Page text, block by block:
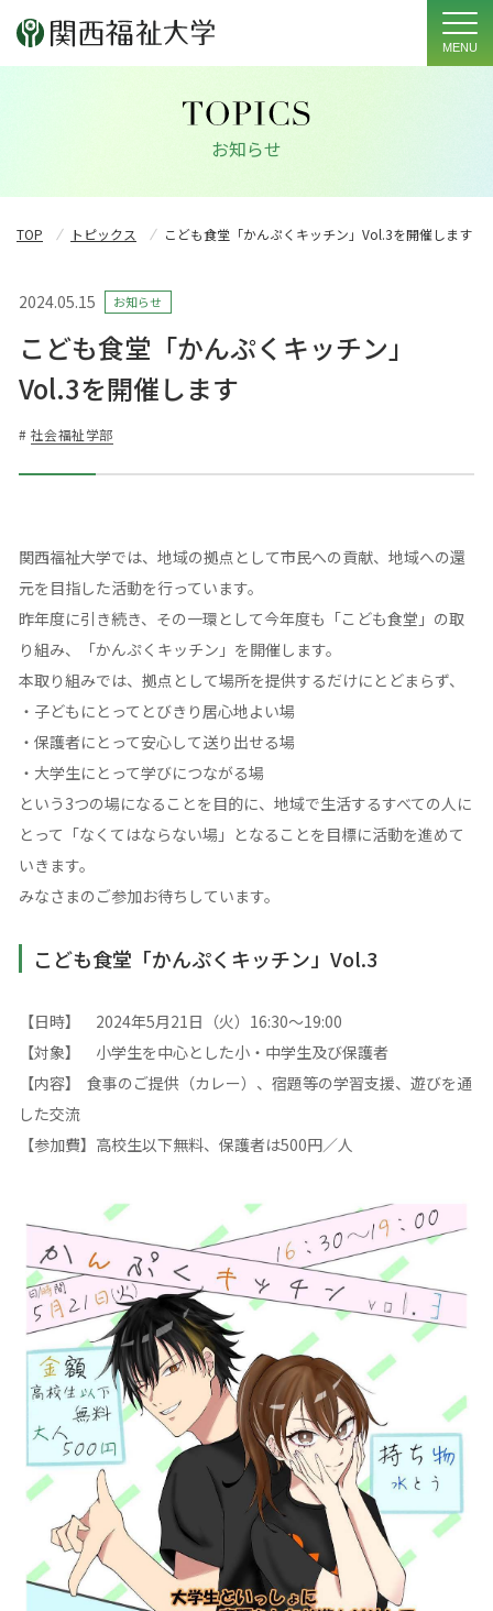
MENU
お知らせ
TOP トピックス こども食堂「かんぷくキッチン」Vol.3を開催します
2024.05.15 お知らせ
こども食堂「かんぷくキッチン」
Vol.3を開催します
# 社会福祉学部
関西福祉大学では、地域の拠点として市民への貢献、地域への還
元を目指した活動を行っています。
昨年度に引き続き、その一環として今年度も「こども食堂」の取
り組み、「かんぷくキッチン」を開催します。
本取り組みでは、拠点として場所を提供するだけにとどまらず、
・子どもにとってとびきり居心地よい場
・保護者にとって安心して送り出せる場
・大学生にとって学びにつながる場
という3つの場になることを目的に、地域で生活するすべての人に
とって「なくてはならない場」となることを目標に活動を進めて
いきます。
みなさまのご参加お待ちしています。
こども食堂「かんぷくキッチン」Vol.3
【日時】 2024年5月21日（火）16:30～19:00
【対象】 小学生を中心とした小・中学生及び保護者
【内容】 食事のご提供（カレー）、宿題等の学習支援、遊びを通
した交流
【参加費】高校生以下無料、保護者は500円／人